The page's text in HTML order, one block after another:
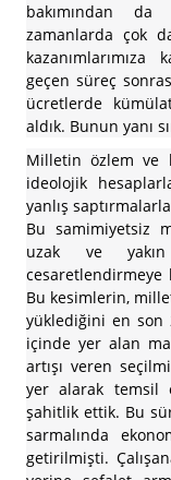
bakımından
zamanlarda çok
geçen süreç
ücretlerde
aldık. Bunun yanı
Milletin özlem ve
ideolojik
yanlış
Bu samimiyetsiz
uzak ve
cesaretlendirmeye
Bu kesimlerin,
yüklediğini en son
içinde yer alan
artışı veren
yer alarak temsil
şahitlik ettik. Bu
sarmalında
getirilmişti.